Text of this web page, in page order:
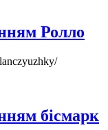
Ролло
бісмарк